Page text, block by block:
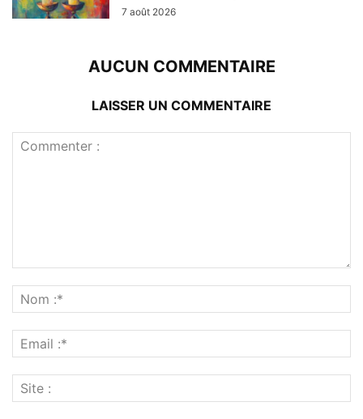
7 août 2026
AUCUN COMMENTAIRE
LAISSER UN COMMENTAIRE